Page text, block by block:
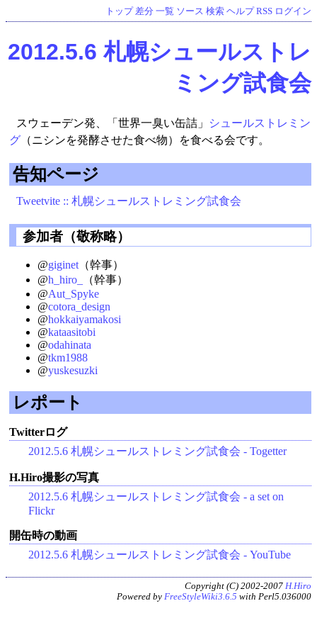
トップ 差分 一覧 ソース 検索 ヘルプ RSS ログイン
2012.5.6 札幌シュールストレ
ミング試食会
スウェーデン発、「世界一臭い缶詰」
シュールストレミン
グ （ニシンを発酵させた食べ物）を食べる会です。
告知ページ
Tweetvite :: 札幌シュールストレミング試食会
参加者（敬称略）
@giginet （幹事）
@h_hiro_
（幹事）
@Aut_Spyke
@cotora_design
@hokkaiyamakosi
@kataasitobi
@odahinata
@tkm1988
@yuskesuzki
レポート
Twitterログ
2012.5.6 札幌シュールストレミング試食会 - Togetter
H.Hiro撮影の写真
2012.5.6 札幌シュールストレミング試食会 - a set on
Flickr
開缶時の動画
2012.5.6 札幌シュールストレミング試食会 - YouTube
Copyright (C) 2002-2007 H.Hiro
Powered by FreeStyleWiki3.6.5 with Perl5.036000